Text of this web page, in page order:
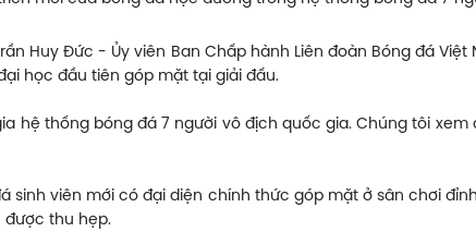
Huy Đức - Ủy viên Ban Chấp hành Liên đoàn Bóng đá
học đầu tiên góp mặt tại giải đấu.
hệ thống bóng đá 7 người vô địch quốc gia. Chúng tôi
sinh viên mới có đại diện chính thức góp mặt ở sân chơi
thu hẹp.